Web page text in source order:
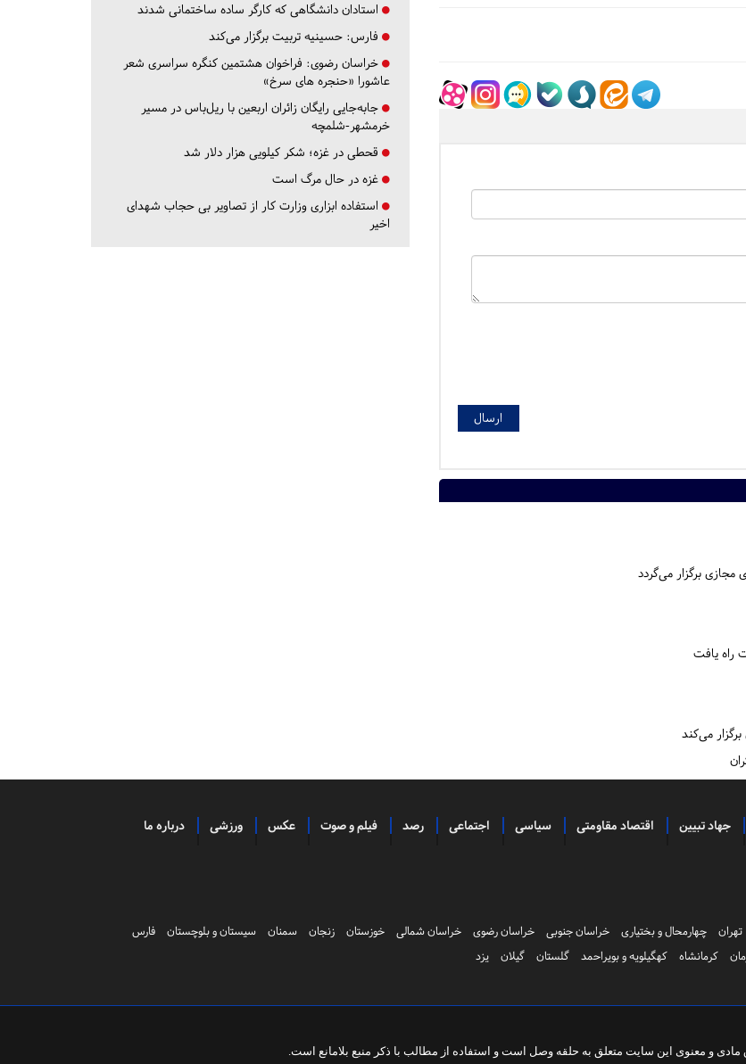
برگزار می‌گردد
راه یافت
می‌کند
استادان دانشگاهی که کارگر ساده ساختمانی شدند
فارس: حسینیه تربیت برگزار می‌کند
خراسان رضوی: فراخوان هشتمین کنگره سراسری شعر
عاشورا «حنجره های سرخ»
جابه‌جایی رایگان زائران اربعین با ریل‌باس در مسیر
خرمشهر-شلمچه
قحطی در غزه؛ شکر کیلویی هزار دلار شد
غزه در حال مرگ است
استفاده ابزاری وزارت کار از تصاویر بی حجاب شهدای
اخیر
جهاد تبیین اقتصاد مقاومتی سیاسی اجتماعی رصد فیلم و صوت عکس ورزشی درباره ما
تهران چهارمحال و بختیاری خراسان جنوبی خراسان رضوی خراسان شمالی خوزستان زنجان سمنان سیستان و بلوچستان
فارس
کرمانشاه کهگیلویه و بویراحمد گلستان گیلان یزد
مادی و معنوی این سایت متعلق به حلقه وصل است و استفاده از مطالب با ذکر منبع بلامانع است.